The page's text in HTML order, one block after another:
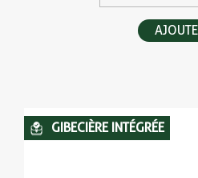
GIBECIÈRE INTÉGRÉE